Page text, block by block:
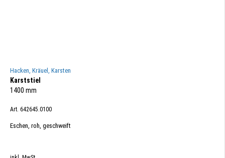
Hacken, Kräuel, Karsten
Karststiel
1400 mm
Art. 642645.0100
Eschen, roh, geschweift